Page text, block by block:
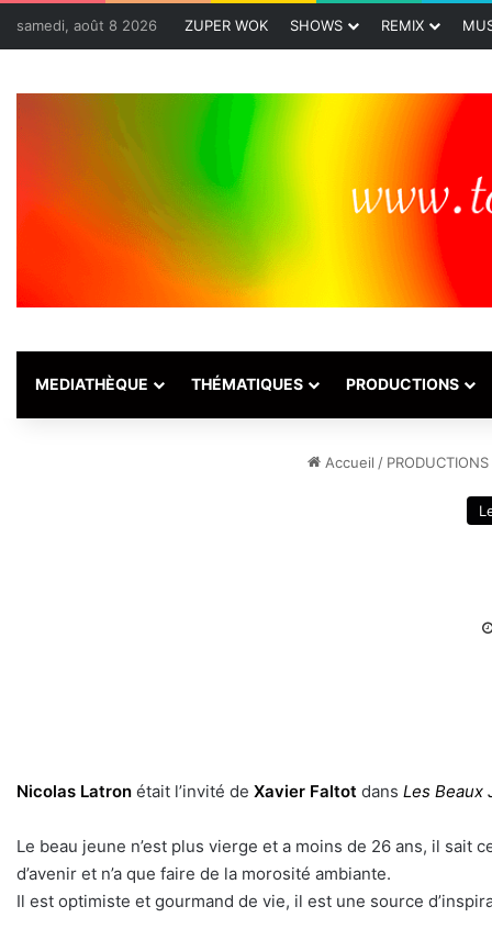
samedi, août 8 2026 ZUPER WOK SHOWS REMIX
MEDIATHÈQUE THÉMATIQUES PRODUCTIONS
Accueil / PRODUCTIONS
Nicolas Latron était l’invité de Xavier Faltot dans Les Beaux
Le beau jeune n’est plus vierge et a moins de 26 ans, il sait
d’avenir et n’a que faire de la morosité ambiante.
Il est optimiste et gourmand de vie, il est une source